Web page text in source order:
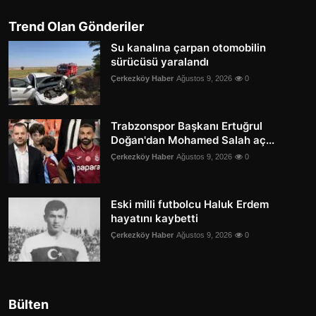
Trend Olan Gönderiler
Su kanalına çarpan otomobilin
sürücüsü yaralandı
Çerkezköy Haber Ağustos 9, 2026 0
Trabzonspor Başkanı Ertuğrul
Doğan'dan Mohamed Salah aç...
Çerkezköy Haber Ağustos 9, 2026 0
Eski milli futbolcu Haluk Erdem
hayatını kaybetti
Çerkezköy Haber Ağustos 9, 2026 0
Bülten